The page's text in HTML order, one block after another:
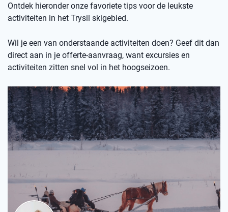
Ontdek hieronder onze favoriete tips voor de leukste
activiteiten in het Trysil skigebied.
Wil je een van onderstaande activiteiten doen? Geef dit dan
direct aan in je offerte-aanvraag, want excursies en
activiteiten zitten snel vol in het hoogseizoen.